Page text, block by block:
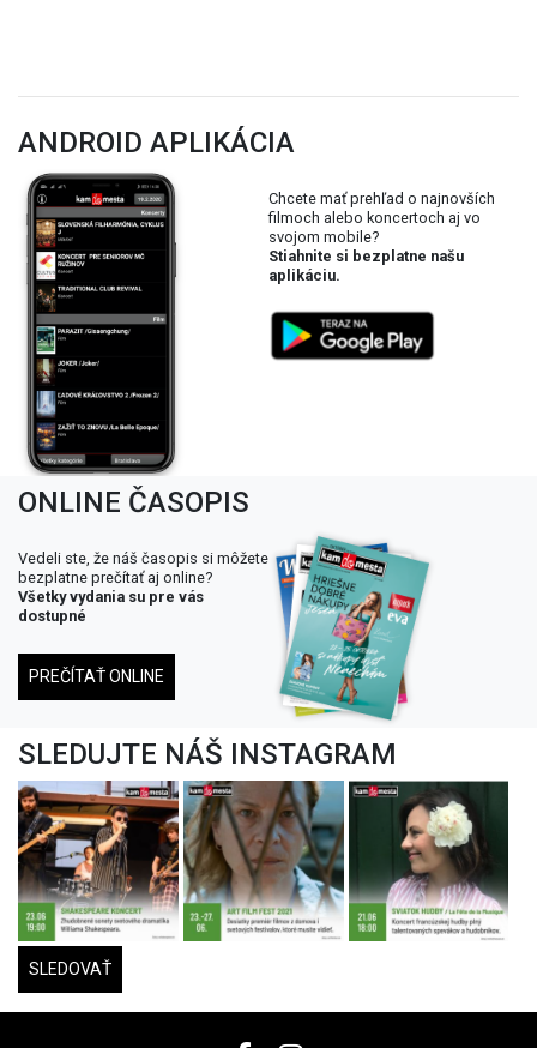
ANDROID APLIKÁCIA
Chcete mať prehľad o najnovších
filmoch alebo koncertoch aj vo
svojom mobile?
Stiahnite si bezplatne našu
aplikáciu.
ONLINE ČASOPIS
Vedeli ste, že náš časopis si môžete
bezplatne prečítať aj online?
Všetky vydania su pre vás
dostupné
PREČÍTAŤ ONLINE
SLEDUJTE NÁŠ INSTAGRAM
SLEDOVAŤ